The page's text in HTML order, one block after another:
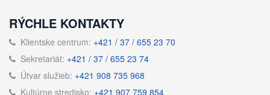
RÝCHLE KONTAKTY
Klientske centrum: +421 / 37 / 655 23 70
Sekretariát: +421 / 37 / 655 23 74
Útvar služieb: +421 908 735 968
Kultúrne stredisko: +421 907 759 854